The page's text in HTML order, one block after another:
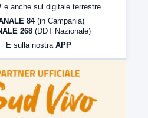
LabNews (Diretta)
LabNews (replica)
e anche sul digitale terrestre
84 (in Campania)
268 (DDT Nazionale)
E sulla nostra APP